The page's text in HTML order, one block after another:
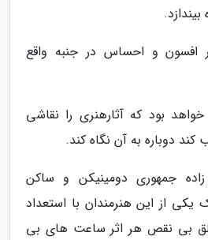
افسون و احساس در جنبه واقع
بود که آثارهنری را نقاشی
کند دوباره به آن نگاه کند.
زاده جمهوری دومینیکن و ساکن
از این هنرمندان با استعداد
بی نقص هر اثر ساعت های بی